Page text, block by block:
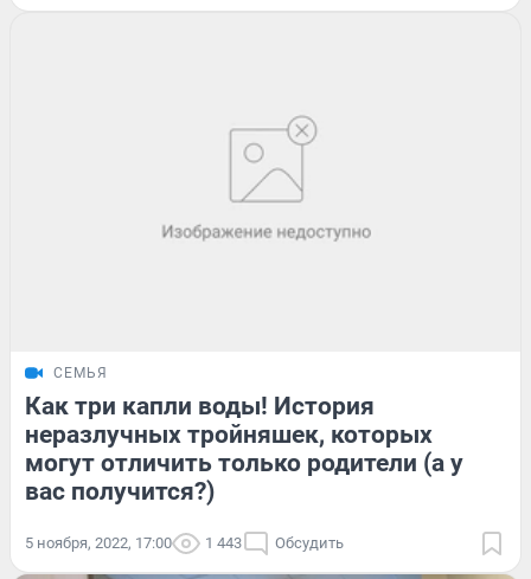
СЕМЬЯ
Как три капли воды! История
неразлучных тройняшек, которых
могут отличить только родители (а у
вас получится?)
5 ноября, 2022, 17:00 1 443 Обсудить